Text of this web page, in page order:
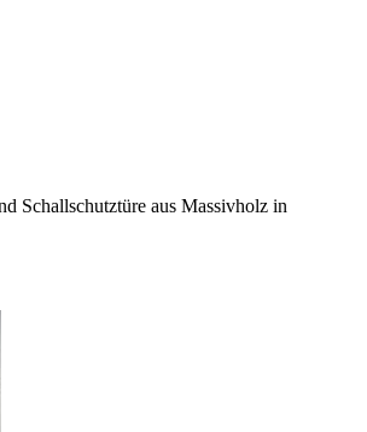
Schallschutztüre aus Massivholz in